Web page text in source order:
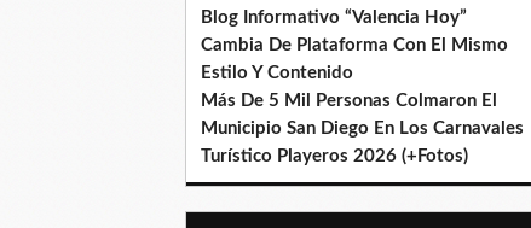
Blog Informativo “Valencia Hoy”
Cambia De Plataforma Con El Mismo
Estilo Y Contenido
Más De 5 Mil Personas Colmaron El
Municipio San Diego En Los Carnavales
Turístico Playeros 2026 (+Fotos)